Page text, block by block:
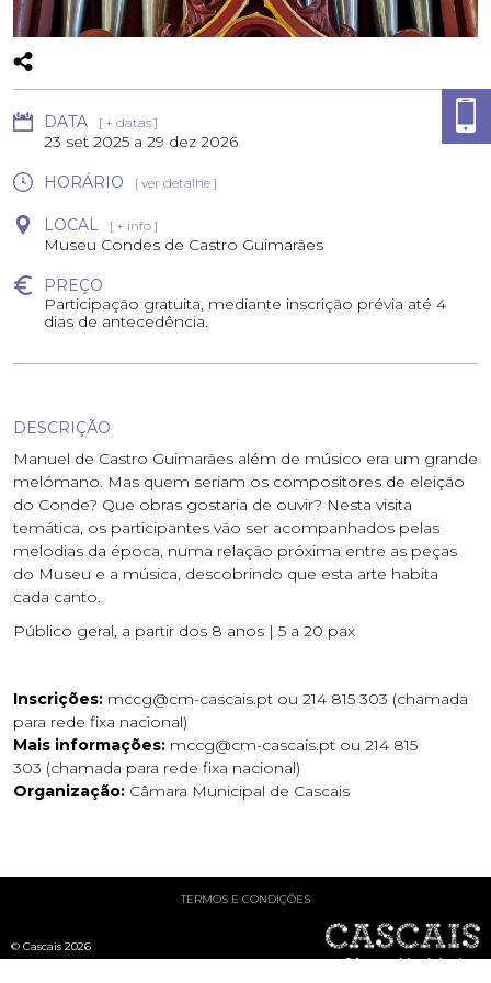
Reabilitação urbana
Mobilidade
MOBILIDADE
SERVIÇOS
MAPA DO PORTAL
DATA [ + datas ]
23 set 2025 a 29 dez 2026
HORÁRIO [ ver detalhe ]
LOCAL [ + info ]
Museu Condes de Castro Guimarães
PREÇO
Participação gratuita, mediante inscrição prévia até 4
dias de antecedência.
DESCRIÇÃO
Manuel de Castro Guimarães além de músico era um grande
melómano. Mas quem seriam os compositores de eleição
do Conde? Que obras gostaria de ouvir? Nesta visita
temática, os participantes vão ser acompanhados pelas
melodias da época, numa relação próxima entre as peças
do Museu e a música, descobrindo que esta arte habita
cada canto.
Público geral, a partir dos 8 anos | 5 a 20 pax
Inscrições: mccg@cm-cascais.pt ou 214 815 303 (chamada
para rede fixa nacional)
Mais informações: mccg@cm-cascais.pt ou 214 815
303 (chamada para rede fixa nacional)
Organização: Câmara Municipal de Cascais
TERMOS E CONDIÇÕES
© Cascais 2026